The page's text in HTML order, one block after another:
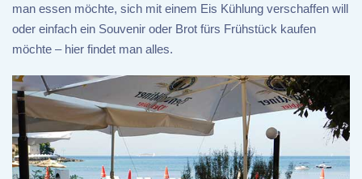
man essen möchte, sich mit einem Eis Kühlung verschaffen will
oder einfach ein Souvenir oder Brot fürs Frühstück kaufen
möchte – hier findet man alles.